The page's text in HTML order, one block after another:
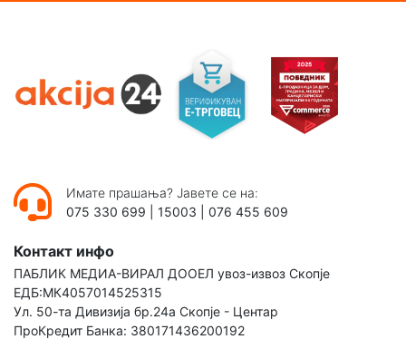
Имате прашања? Јавете се на:
075 330 699
15003 076 455 609
Контакт инфо
ПАБЛИК МЕДИА-ВИРАЛ ДООЕЛ увоз-извоз Скопје
ЕДБ:МК4057014525315
Ул. 50-та Дивизија бр.24а Скопје - Центар
ПроКредит Банка: 380171436200192